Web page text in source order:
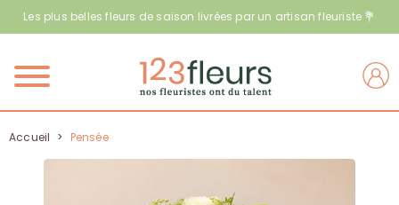
Les plus belles fleurs de saison livrées par un artisan fleuriste 💐
Menu
Accueil > Pensée